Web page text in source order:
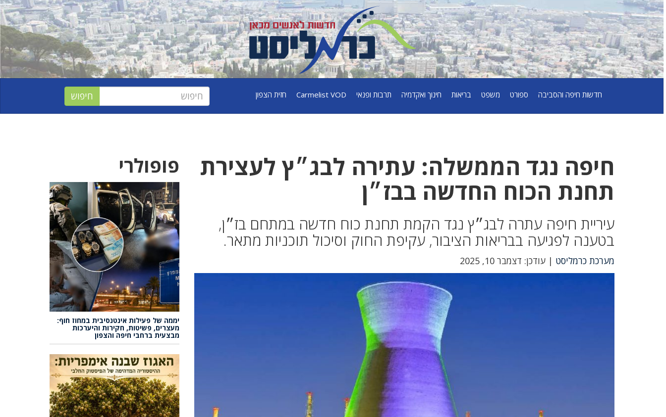
חדשות חיפה והסביבה ספורט משפט בריאות חינוך ואקדמיה תרבות ופנאי Carmelist VOD חזית הצפון
חיפה נגד הממשלה: עתירה לבג״ץ לעצירת
תחנת הכוח החדשה בבז״ן
עיריית חיפה עתרה לבג״ץ נגד הקמת תחנת כוח חדשה במתחם בז״ן,
בטענה לפגיעה בבריאות הציבור, עקיפת החוק וסיכול תוכניות מתאר.
מערכת כרמליסט | עודכן: דצמבר 10, 2025
פופולרי
יממה של פעילות אינטנסיבית במחוז חוף:
מעצרים, פשיטות, חקירות והיערכות
מבצעית ברחבי חיפה והצפון